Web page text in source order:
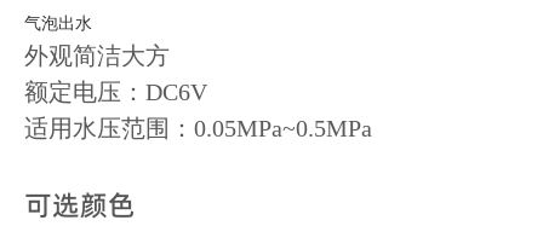
气泡出水
外观简洁大方
额定电压：DC6V
适用水压范围：0.05MPa~0.5MPa
可选颜色